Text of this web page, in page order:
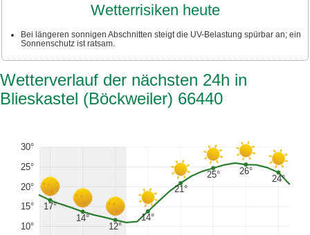
Wetterrisiken heute
Bei längeren sonnigen Abschnitten steigt die UV-Belastung spürbar an; ein
Sonnenschutz ist ratsam.
Wetterverlauf der nächsten 24h in
Blieskastel (Böckweiler) 66440
10°
15°
20°
25°
30°
17°
14°
12°
14°
21°
25° 26°
24°